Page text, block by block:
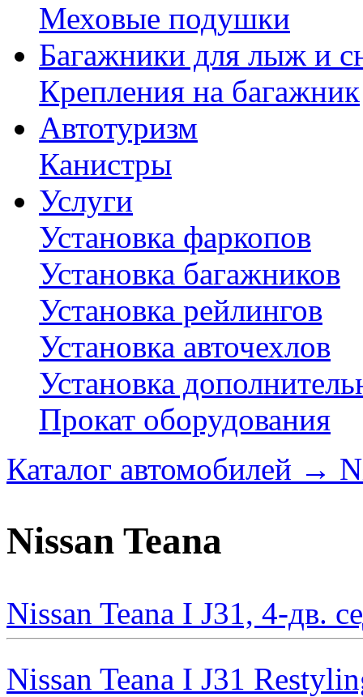
Меховые подушки
Багажники для лыж и
Крепления на багажник
Автотуризм
Канистры
Услуги
Установка фаркопов
Установка багажников
Установка рейлингов
Установка авточехлов
Установка
Прокат оборудования
Каталог автомобилей →
Nissan Teana
Nissan Teana I J31, 4-дв.
Nissan Teana I J31